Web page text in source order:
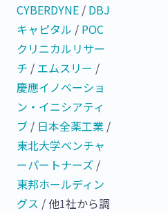
CYBERDYNE / DBJ
キャピタル / POC
クリニカルリサー
チ / エムスリー /
慶應イノベーショ
ン・イニシアティ
ブ / 日本全薬工業 /
東北大学ベンチャ
ーパートナーズ /
東邦ホールディン
グス / 他1社から調